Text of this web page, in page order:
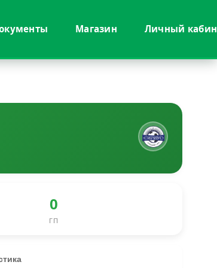
Магазин Личный
0
ГП